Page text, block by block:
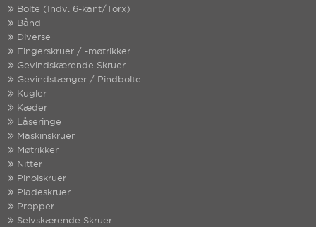
Bolte (Indv. 6-kant/Torx)
Bånd
Diverse
Fingerskruer / -møtrikker
Gevindskærende Skruer
Gevindstænger / Pindbolte
Kugler
Kæder
Låseringe
Maskinskruer
Møtrikker
Nitter
Pinolskruer
Pladeskruer
Propper
Selvskærende Skruer